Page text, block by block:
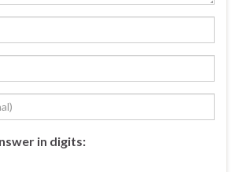
in digits: